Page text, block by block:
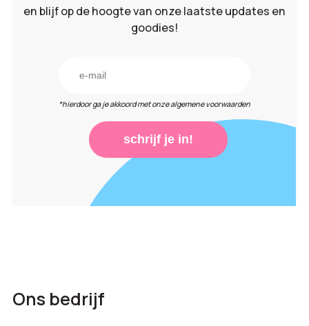
en blijf op de hoogte van onze laatste updates en
goodies!
*hierdoor ga je akkoord met onze algemene voorwaarden
schrijf je in!
Ons bedrijf